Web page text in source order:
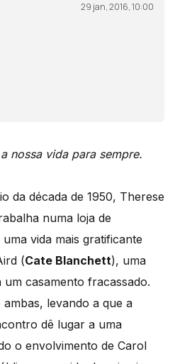
29 jan, 2016, 10:00
nossa vida para sempre.
da década de 1950, Therese
numa loja de
vida mais gratificante
(Cate Blanchett), uma
casamento fracassado.
levando a que a
dê lugar a uma
o envolvimento de Carol